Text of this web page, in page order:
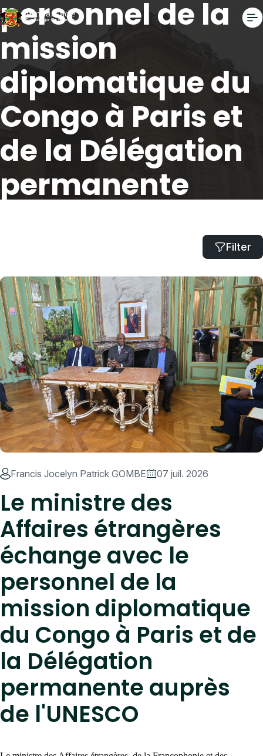
personnel de la
mission
diplomatique du
Congo à Paris et
de la Délégation
permanente
Accueil
Le ministre des Affaires étrangères échange avec le personnel
de la mission diplomatique du Congo à Paris et de la
Délégation permanente auprès de l'UNESCO
Filter
Francis Jocelyn Patrick GOMBE 07 juil. 2026
Le ministre des
Affaires étrangères
échange avec le
personnel de la
mission diplomatique
du Congo à Paris et de
la Délégation
permanente auprès
de l'UNESCO